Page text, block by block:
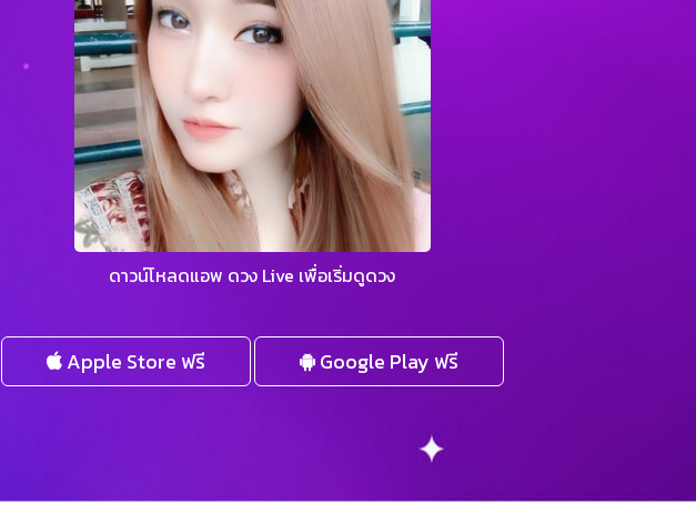
ดาวน์โหลดแอพ ดวง Live เพื่อเริ่มดูดวง
Apple Store ฟรี Google Play ฟรี